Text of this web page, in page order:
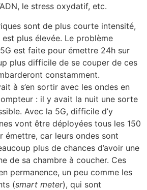
le stress oxydatif, etc.
sont de plus courte intensité,
plus élevée. Le problème
est faite pour émettre 24h sur
plus difficile de se couper de ces
constamment.
à s’en sortir avec les ondes en
: il y avait la nuit une sorte
Avec la 5G, difficile d’y
vont être déployées tous les 150
émettre, car leurs ondes sont
plus de chances d’avoir une
de sa chambre à coucher. Ces
permanence, un peu comme les
(smart meter), qui sont